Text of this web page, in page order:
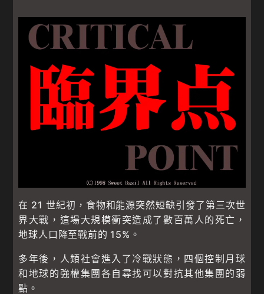
在 21 世紀初，食物和能源突然短缺引發了第三次世
界大戰，這場大規模衝突造成了數百萬人的死亡，
地球人口降至戰前的 15%。
多年後，人類社會進入了冷戰狀態，四個控制月球
和地球的強權集團各自尋找可以對抗其他集團的弱
點。